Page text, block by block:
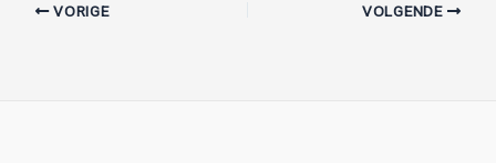
VORIGE VOLGENDE